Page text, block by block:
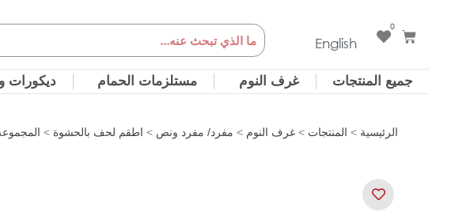
Search English
0
Cart
جميع المنتجات غرف النوم مستلزمات الحمام ديكورات
الرئيسية > المنتجات > غرف النوم > مفرد/ مفرد ونص > اطقم لحف بالحشوة >